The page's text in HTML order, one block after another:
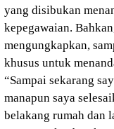
yang disibukan
kepegawaian.
mengungkapkan,
khusus untuk
“Sampai sekarang
manapun saya
belakang rumah dan